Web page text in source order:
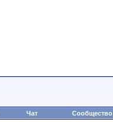
Чат Сообщество